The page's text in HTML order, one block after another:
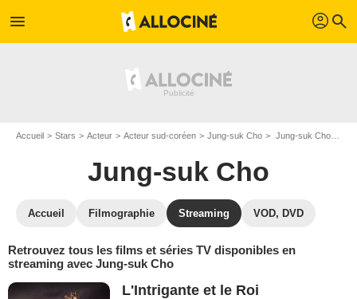
menu profil search
Accueil Stars Acteur Acteur sud-coréen Jung-suk Cho Jung-suk Cho : Films et séries online
Jung-suk Cho
Accueil Filmographie Streaming VOD, DVD
Retrouvez tous les films et séries TV disponibles en
streaming avec Jung-suk Cho
L'Intrigante et le Roi